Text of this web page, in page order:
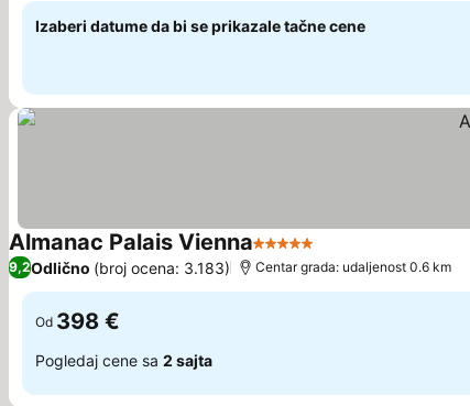
Izaberi datume da bi se prikazale tačne cene
Almanac Palais Vienna5 Zvezdice
9,2Odlično (broj ocena: 3.183) Centar grada: udaljenost 0.6 km
Od 398 €
Pogledaj cene sa 2 sajta